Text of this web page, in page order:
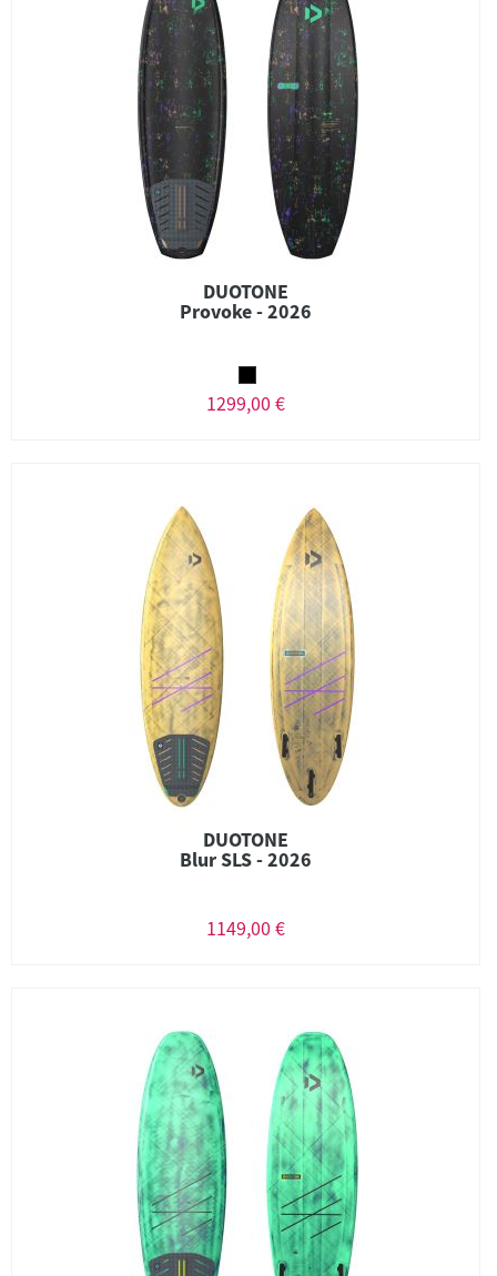
DUOTONE
Provoke - 2026
1299,00 €
DUOTONE
Blur SLS - 2026
1149,00 €